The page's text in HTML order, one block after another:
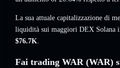
La sua attuale capitalizzazione di
liquidità sui maggiori DEX Solana
$76.7K.
Fai trading WAR (WAR)